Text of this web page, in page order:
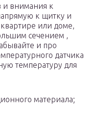
и внимания к
к щитку и
или доме,
сечением ,
и про
датчика
температуру для
материала;